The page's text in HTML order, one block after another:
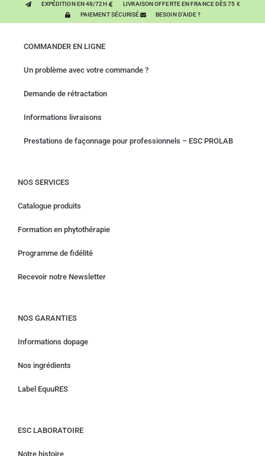
EXPÉDITION EN 48/72H
LIVRAISON OFFERTE EN FRANCE DÈS 75 €
PAIEMENT SÉCURISÉ
BESOIN D'AIDE ?
COMMANDER EN LIGNE
Un problème avec votre commande ?
Demande de rétractation
Informations livraisons
Prestations de façonnage pour professionnels – ESC PROLAB
NOS SERVICES
Catalogue produits
Formation en phytothérapie
Programme de fidélité
Recevoir notre Newsletter
NOS GARANTIES
Informations dopage
Nos ingrédients
Label EquuRES
ESC LABORATOIRE
Notre histoire